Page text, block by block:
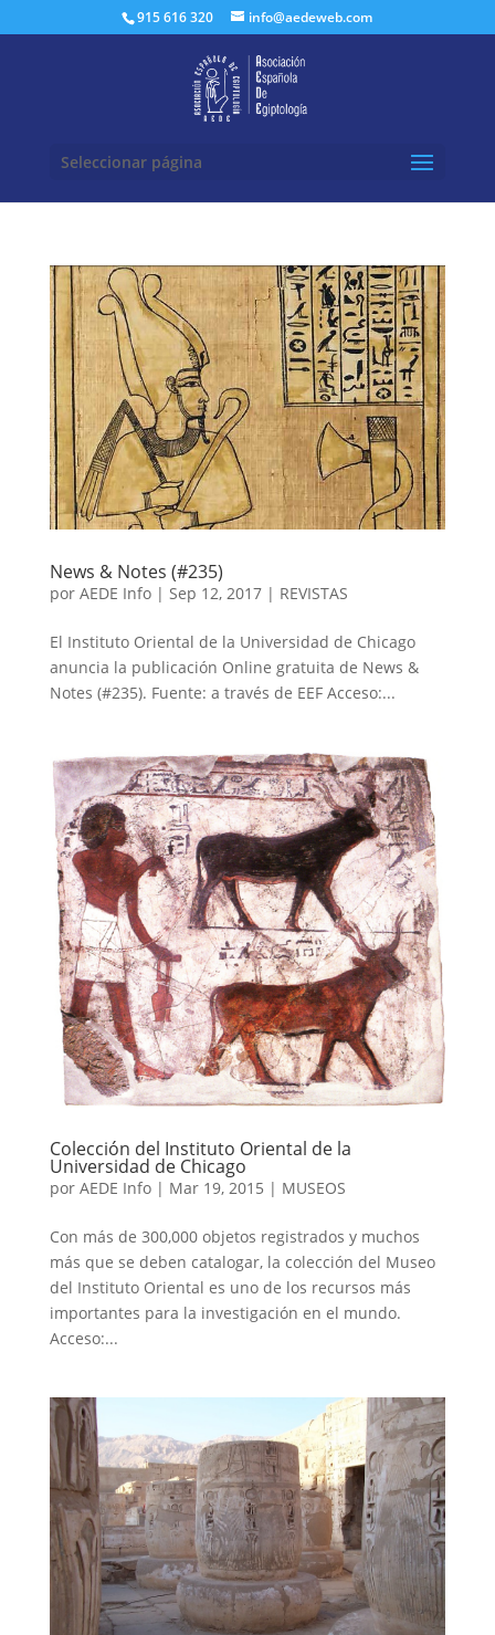
915 616 320 info@aedeweb.com
Seleccionar página
News & Notes (#235)
por AEDE Info| Sep 12, 2017| REVISTAS
El Instituto Oriental de la Universidad de Chicago
anuncia la publicación Online gratuita de News &
Notes (#235). Fuente: a través de EEF Acceso:...
Colección del Instituto Oriental de la
Universidad de Chicago
por AEDE Info| Mar 19, 2015 | MUSEOS
Con más de 300,000 objetos registrados y muchos
más que se deben catalogar, la colección del Museo
del Instituto Oriental es uno de los recursos más
importantes para la investigación en el mundo.
Acceso:...